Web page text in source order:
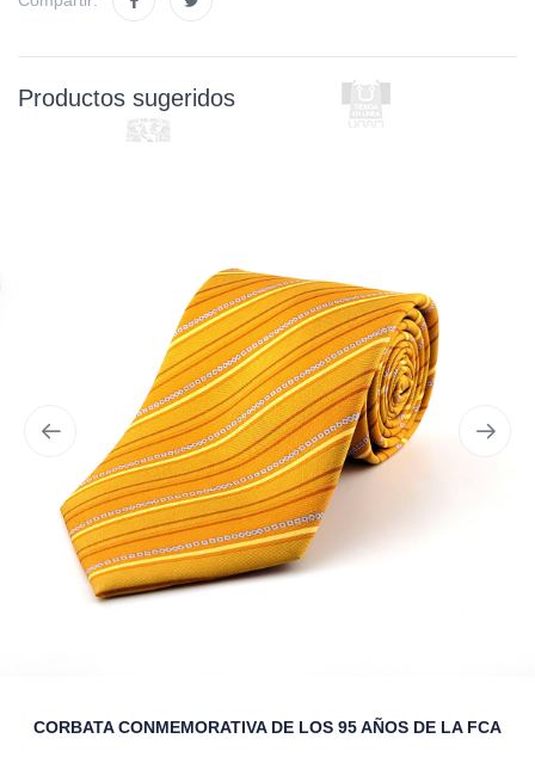
Productos sugeridos
CORBATA CONMEMORATIVA DE LOS 95 AÑOS DE LA FCA